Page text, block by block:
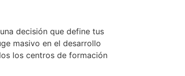
decisión que define tus
masivo en el desarrollo
los centros de formación